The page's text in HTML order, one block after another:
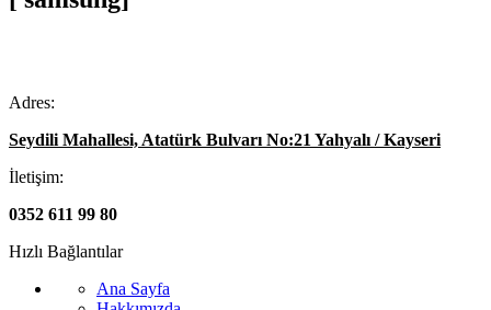
Adres:
Seydili Mahallesi, Atatürk Bulvarı No:21 Yahyalı / Kayseri
İletişim:
0352 611 99 80
Hızlı Bağlantılar
Ana Sayfa